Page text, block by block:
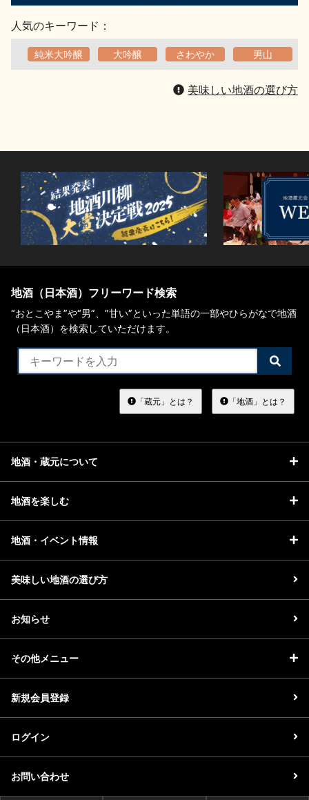
人気のキーワード：
純米大吟醸 大吟醸 さわやか 男山
美味しい地酒の選び方
地酒（日本酒）フリーワード検索
“おとこやま”や“男”、”甘い”といった単語の一部やひらがなで地酒
（日本酒）を検索していただけます。
検
索
る
「蔵元」とは？ 「地酒」とは？
地酒・蔵元について
地酒を楽しむ
地酒・イベント情報
美味しい地酒の選び方
お知らせ
その他メニュー
新規会員登録
ログイン
お問い合わせ